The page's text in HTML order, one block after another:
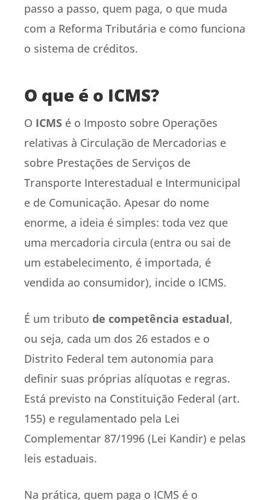
passo a passo, quem paga, o que muda
com a Reforma Tributária e como funciona
o sistema de créditos.
O que é o ICMS?
O ICMS é o Imposto sobre Operações
relativas à Circulação de Mercadorias e
sobre Prestações de Serviços de
Transporte Interestadual e Intermunicipal
e de Comunicação. Apesar do nome
enorme, a ideia é simples: toda vez que
uma mercadoria circula (entra ou sai de
um estabelecimento, é importada, é
vendida ao consumidor), incide o ICMS.
É um tributo de competência estadual,
ou seja, cada um dos 26 estados e o
Distrito Federal tem autonomia para
definir suas próprias alíquotas e regras.
Está previsto na Constituição Federal (art.
155) e regulamentado pela Lei
Complementar 87/1996 (Lei Kandir) e pelas
leis estaduais.
Na prática, quem paga o ICMS é o